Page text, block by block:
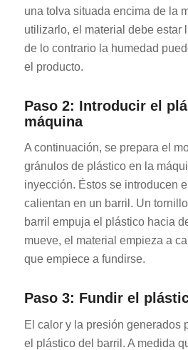
una tolva situada encima de la
utilizarlo, el material debe estar
de lo contrario la humedad
el producto.
Paso 2: Introducir el
máquina
A continuación, se prepara el
gránulos de plástico en la
inyección. Éstos se introducen
calientan en un barril. Un
barril empuja el plástico hacia
mueve, el material empieza a
que empiece a fundirse.
Paso 3: Fundir el
El calor y la presión generados
el plástico del barril. A medida